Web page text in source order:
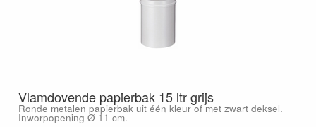
Vlamdovende papierbak 15 ltr grijs
Ronde metalen papierbak uit één kleur of met zwart deksel.
Inworpopening Ø 11 cm.